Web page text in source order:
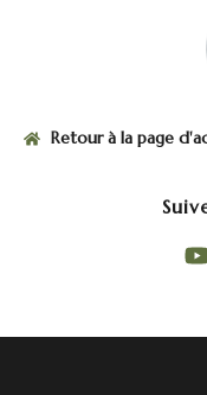
Retour à la page